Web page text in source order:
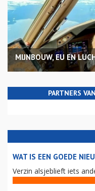
MIJNBOUW, EU EN
PARTNERS
WAT IS EEN GOEDE
Verzin alsjeblieft iets